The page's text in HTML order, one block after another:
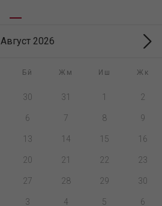
Август 2026
Бй Жм Иш Жк
30 31 1 2
6 7 8 9
13 14 15 16
20 21 22 23
27 28 29 30
3 4 5 6